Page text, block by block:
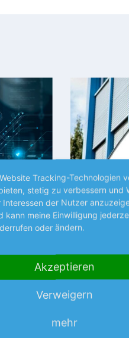
Der
für die
Tracking-Technologien
stetig zu verbessern und
der Nutzer
kann meine Einwilligung
oder ändern.
Akzeptieren
Verweigern
mehr